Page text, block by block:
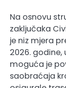
Na osnovu
zaključaka
je niz mjera
2026. godine,
moguća je
saobraćaja